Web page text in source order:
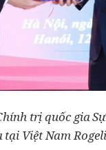
trị quốc gia
Việt Nam